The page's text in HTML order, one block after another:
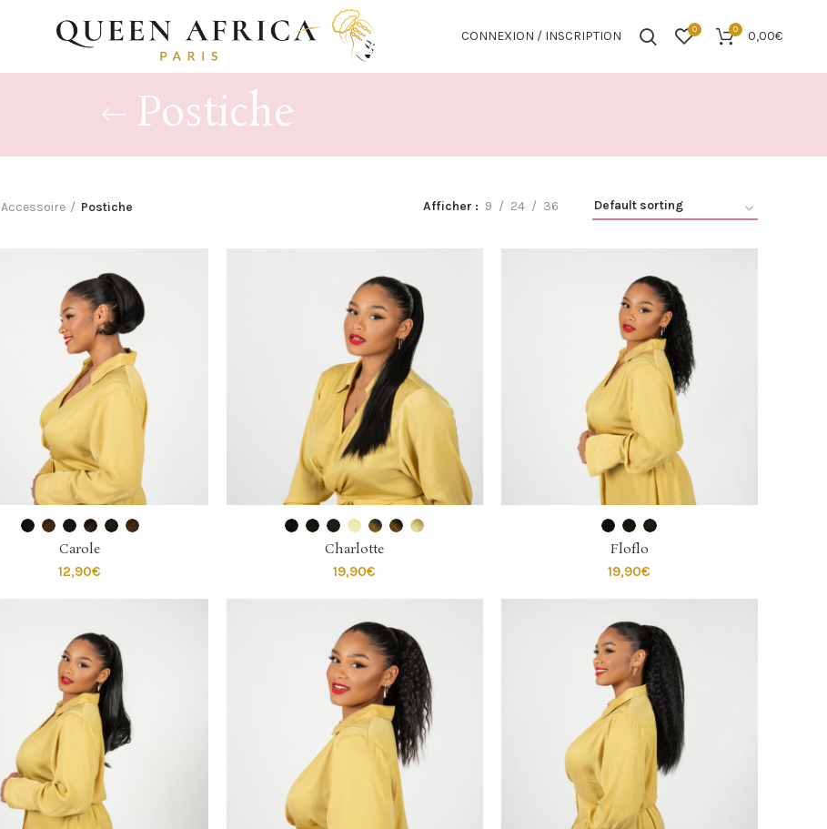
CONNEXION / INSCRIPTION 0 0 0,00€
Postiche
Accessoire Postiche Afficher 9 24 36
SELECT OPTIONS
Carole
€
SELECT OPTIONS
Charlotte
€
SELECT OPTIONS
Floflo
€